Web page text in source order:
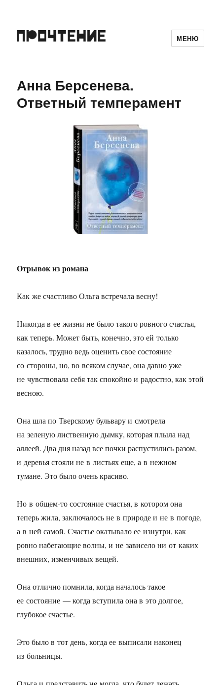
МЕНЮ
Анна Берсенева.
Ответный темперамент
Отрывок из романа
Как же счастливо Ольга встречала весну!
Никогда в ее жизни не было такого ровного счастья,
как теперь. Может быть, конечно, это ей только
казалось, трудно ведь оценить свое состояние
со стороны, но, во всяком случае, она давно уже
не чувствовала себя так спокойно и радостно, как этой
весною.
Она шла по Тверскому бульвару и смотрела
на зеленую лиственную дымку, которая плыла над
аллеей. Два дня назад все почки распустились разом,
и деревья стояли не в листьях еще, а в нежном
тумане. Это было очень красиво.
Но в общем-то состояние счастья, в котором она
теперь жила, заключалось не в природе и не в погоде,
а в ней самой. Счастье окатывало ее изнутри, как
ровно набегающие волны, и не зависело ни от каких
внешних, изменчивых вещей.
Она отлично помнила, когда началось такое
ее состояние — когда вступила она в это долгое,
глубокое счастье.
Это было в тот день, когда ее выписали наконец
из больницы.